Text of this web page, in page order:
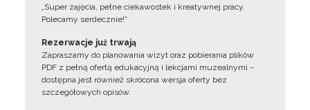
„Super zajęcia, pełne ciekawostek i kreatywnej pracy.
Polecamy serdecznie!”
Rezerwacje już trwają
Zapraszamy do planowania wizyt oraz pobierania plików
PDF z pełną ofertą edukacyjną i lekcjami muzealnymi –
dostępna jest również skrócona wersja oferty bez
szczegółowych opisów.